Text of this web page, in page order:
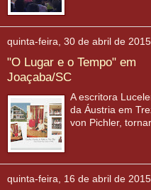
quinta-feira, 30 de abril de 2015
"O Lugar e o Tempo" em
Joaçaba/SC
A escritora
da Áustria em
von Pichler,
quinta-feira, 16 de abril de 2015